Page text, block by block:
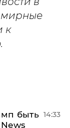
мирные
к
быть 14:33